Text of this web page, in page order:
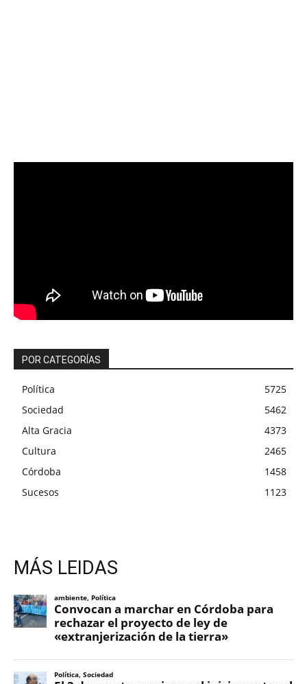
POR CATEGORÍAS
Política
5725
Sociedad
5462
Alta Gracia
4373
Cultura
2465
Córdoba
1458
Sucesos
1123
MÁS LEIDAS